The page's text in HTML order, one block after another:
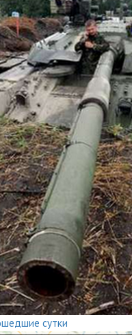
сутки